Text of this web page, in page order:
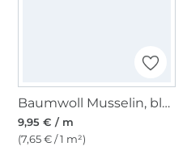
Baumwoll Musselin, blassgrün
9,95 € / m
(7,65 € / 1 m²)